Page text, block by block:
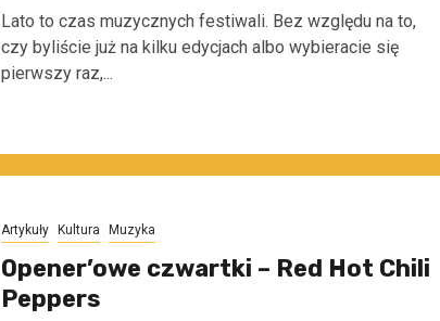
Lato to czas muzycznych festiwali. Bez względu na to,
czy byliście już na kilku edycjach albo wybieracie się
pierwszy raz,...
Artykuły Kultura Muzyka
Opener’owe czwartki – Red Hot Chili
Peppers